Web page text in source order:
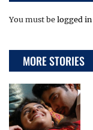
You must be logged in
MORE STORIES